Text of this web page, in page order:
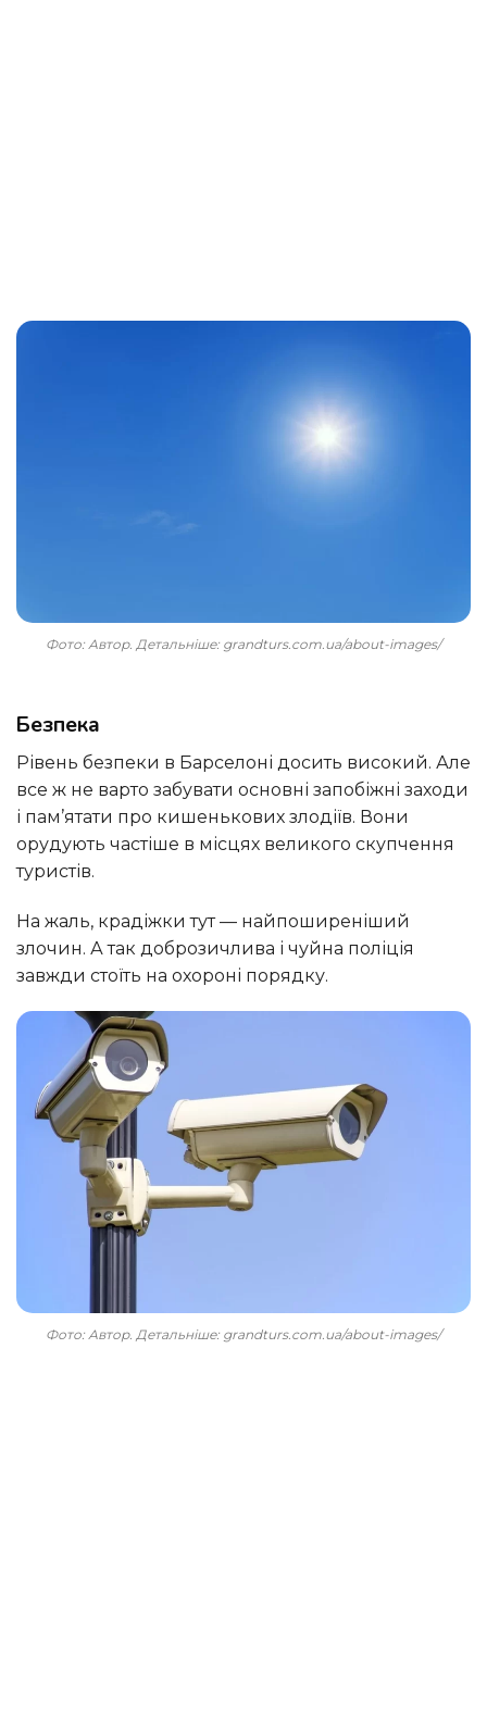
Фото: Автор. Детальніше: grandturs.com.ua/about-images/
Безпека
Рівень безпеки в Барселоні досить високий. Але
все ж не варто забувати основні запобіжні заходи
і пам’ятати про кишенькових злодіїв. Вони
орудують частіше в місцях великого скупчення
туристів.
На жаль, крадіжки тут — найпоширеніший
злочин. А так доброзичлива і чуйна поліція
завжди стоїть на охороні порядку.
Фото: Автор. Детальніше: grandturs.com.ua/about-images/